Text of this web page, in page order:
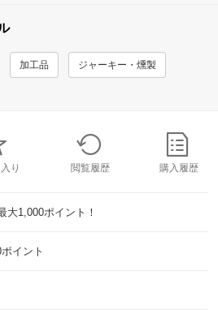
加工品 ジャーキー・燻製
り 閲覧履歴 購入履歴
大1,000ポイント！
イント